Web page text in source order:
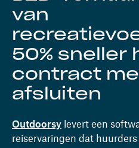
van
50% sneller
contract
afsluiten
Outdoorsy levert een
reiservaringen dat